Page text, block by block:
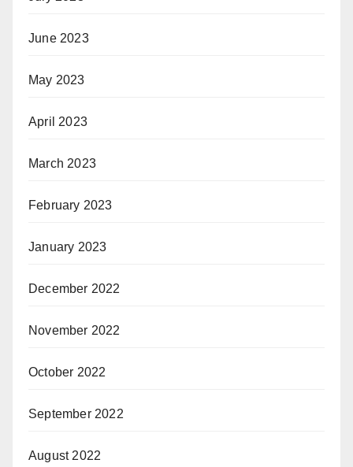
June 2023
May 2023
April 2023
March 2023
February 2023
January 2023
December 2022
November 2022
October 2022
September 2022
August 2022